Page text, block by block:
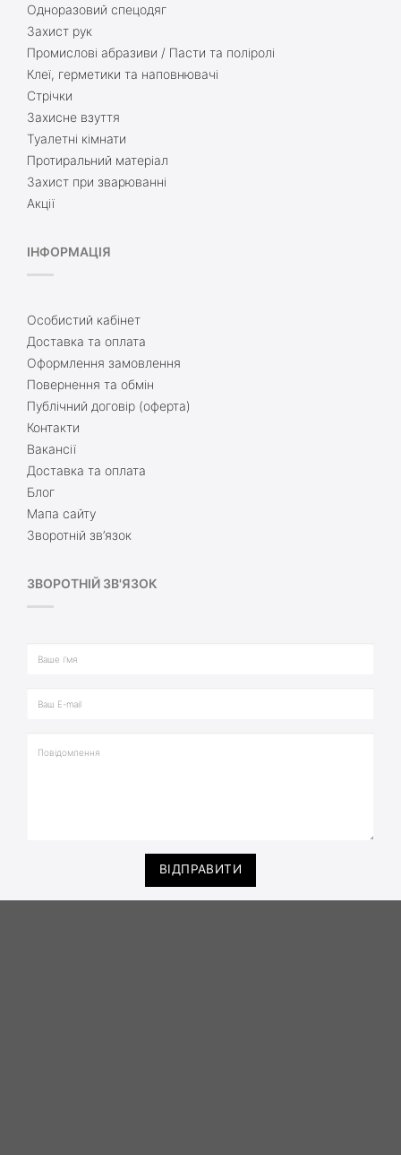
Одноразовий спецодяг
Захист рук
Промислові абразиви / Пасти та поліролі
Клеї, герметики та наповнювачі
Стрічки
Захисне взуття
Туалетні кімнати
Протиральний матеріал
Захист при зварюванні
Акції
ІНФОРМАЦІЯ
Особистий кабінет
Доставка та оплата
Оформлення замовлення
Повернення та обмін
Публічний договір (оферта)
Контакти
Вакансії
Доставка та оплата
Блог
Мапа сайту
Зворотній зв’язок
ЗВОРОТНІЙ ЗВ'ЯЗОК
ВІДПРАВИТИ